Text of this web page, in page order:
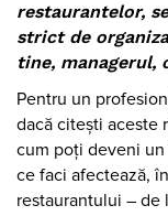
restaurantelor,
strict de
tine, managerul,
Pentru un
dacă citești aceste
cum poți deveni
ce faci afectează,
restaurantului – de